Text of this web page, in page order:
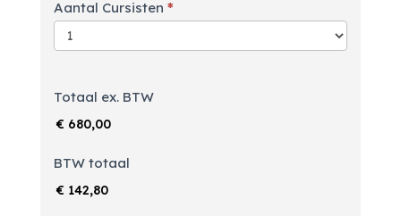
Aantal Cursisten *
Totaal ex. BTW
€ 680,00
BTW totaal
€ 142,80